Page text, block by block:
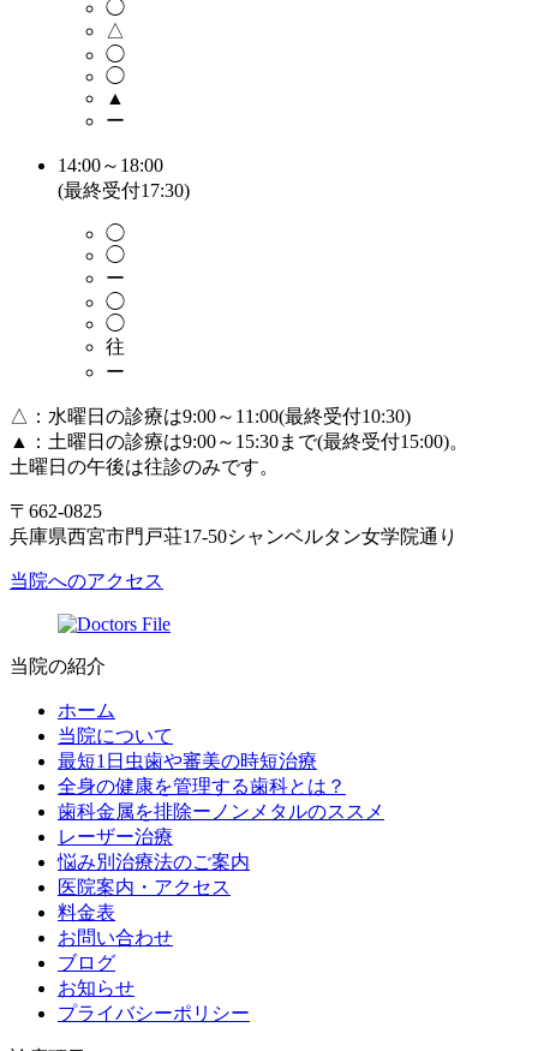
◯
△
◯
◯
▲
ー
14:00～18:00
(最終受付17:30)
◯
◯
ー
◯
◯
往
ー
△：水曜日の診療は9:00～11:00(最終受付10:30)
▲：土曜日の診療は9:00～15:30まで(最終受付15:00)。
土曜日の午後は往診のみです。
〒662-0825
兵庫県西宮市門戸荘17-50シャンベルタン女学院通り
当院へのアクセス
当院の紹介
ホーム
当院について
最短1日虫歯や審美の時短治療
全身の健康を管理する歯科とは？
歯科金属を排除ーノンメタルのススメ
レーザー治療
悩み別治療法のご案内
医院案内・アクセス
料金表
お問い合わせ
ブログ
お知らせ
プライバシーポリシー